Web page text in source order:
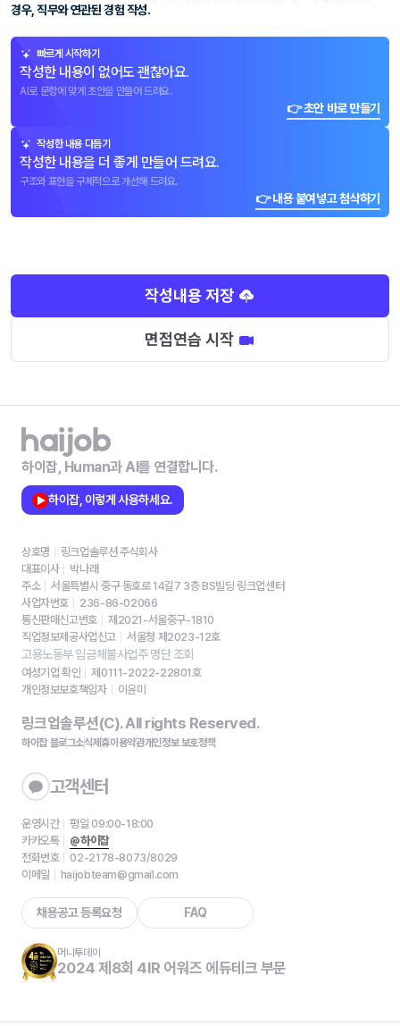
경우, 직무와 연관된 경험 작성.
빠르게 시작하기
작성한 내용이 없어도 괜찮아요.
AI로 문항에 맞게 초안을 만들어 드려요.
👉 초안 바로 만들기
작성한 내용 다듬기
작성한 내용을 더 좋게 만들어 드려요.
구조와 표현을 구체적으로 개선해 드려요.
👉 내용 붙여넣고 첨삭하기
작성내용 저장
면접연습 시작
하이잡, Human과 AI를 연결합니다.
하이잡, 이렇게 사용하세요.
상호명
링크업솔루션 주식회사
대표이사
박나래
주소
서울특별시 중구 동호로 14길7 3층 BS빌딩 링크업센터
사업자번호
236-86-02066
통신판매신고번호
제2021-서울중구-1810
직업정보제공사업신고
서울청 제2023-12호
고용노동부 임금체불사업주 명단 조회
여성기업 확인
제0111-2022-22801호
개인정보보호책임자
이윤미
링크업솔루션(C). All rights Reserved.
하이잡 블로그소식제휴이용약관개인정보 보호정책
고객센터
운영시간
평일 09:00-18:00
카카오톡
@하이잡
전화번호
02-2178-8073/8029
이메일
haijobteam@gmail.com
채용공고 등록요청 FAQ
머니투데이
2024 제8회 4IR 어워즈 에듀테크 부문